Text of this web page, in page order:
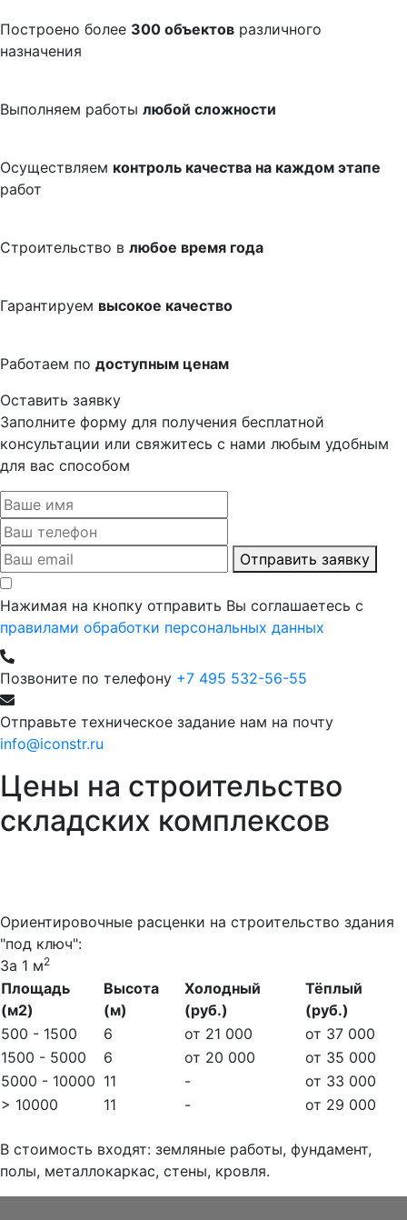
Построено более 300 объектов различного
назначения
Выполняем работы любой сложности
Осуществляем контроль качества на каждом этапе
работ
Строительство в любое время года
Гарантируем высокое качество
Работаем по доступным ценам
Оставить заявку
Заполните форму для получения бесплатной
консультации или свяжитесь с нами любым удобным
для вас способом
Отправить заявку
Нажимая на кнопку отправить Вы соглашаетесь с
правилами обработки персональных данных
Позвоните по телефону +7 495 532-56-55
Отправьте техническое задание нам на почту
info@iconstr.ru
Цены на строительство
складских комплексов
Ориентировочные расценки на строительство здания
"под ключ":
За 1 м2
Площадь
(м2)
Высота
(м)
Холодный
(руб.)
Тёплый
(руб.)
500 - 1500
6 от 21 000
от 37 000
1500 - 5000
6 от 20 000
от 35 000
5000 - 10000 11 -
от 33 000
> 10000
11 - от 29 000
В стоимость входят: земляные работы, фундамент,
полы, металлокаркас, стены, кровля.